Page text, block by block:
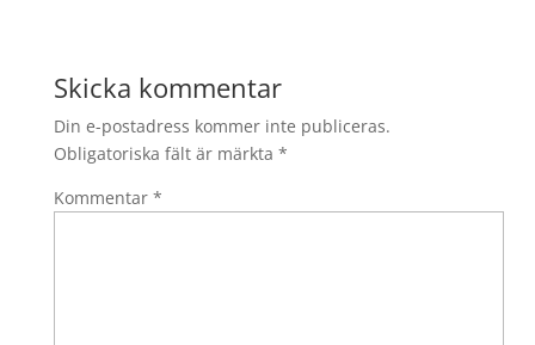
Skicka kommentar
Din e-postadress kommer inte publiceras.
Obligatoriska fält är märkta *
Kommentar *